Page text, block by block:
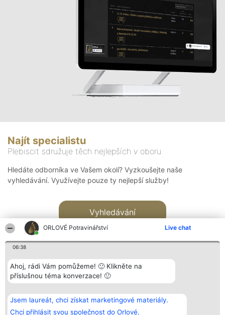
ORLOVÉ Potravinářství Live chat
06:38
Ahoj, rádi Vám pomůžeme! 🙂 Klikněte na
příslušnou téma konverzace! 🙂
Jsem laureát, chci získat marketingové materiály.
Chci přihlásit svou společnost do Orlové.
Najít specialistu
Plebiscit sdružuje těch nejlepších v oboru
Hledáte odborníka ve Vašem okolí? Vyzkoušejte naše
vyhledávání. Využívejte pouze ty nejlepší služby!
Vyhledávání
Bright Side Solutions sp. z o.
o. sp. k.
ul. Ruska 22
Vítězové
Seznam všech
laureátů
Kontakt